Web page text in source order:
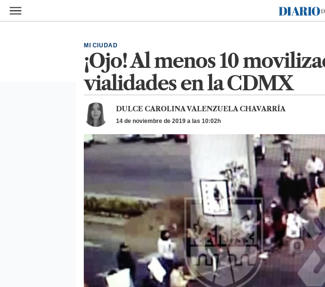
Ir al contenido principal
Diario de México
¡Ojo! Al menos 10
vialidades en la CDMX
MI CIUDAD
DULCE CAROLINA VALENZUELA CHAVARRÍA
14 de noviembre de 2019 a las 10:02h